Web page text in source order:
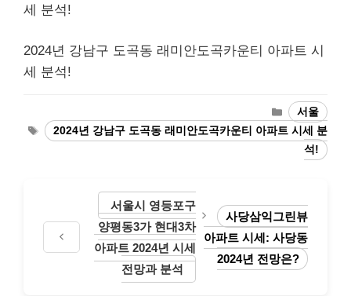
세 분석!
2024년 강남구 도곡동 래미안도곡카운티 아파트 시
세 분석!
Categories
서울
Tags
2024년 강남구 도곡동 래미안도곡카운티 아파트 시세 분
석!
서울시 영등포구
양평동3가 현대3차
아파트 2024년 시세
전망과 분석
사당삼익그린뷰
아파트 시세: 사당동
2024년 전망은?